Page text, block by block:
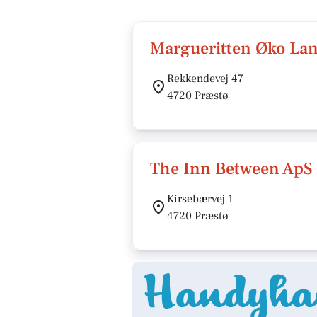
Margueritten Øko
Rekkendevej 47
4720 Præstø
The Inn Between ApS
Kirsebærvej 1
4720 Præstø